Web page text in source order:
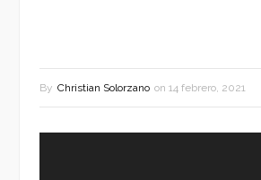
By Christian Solorzano on 14 febrero, 2021